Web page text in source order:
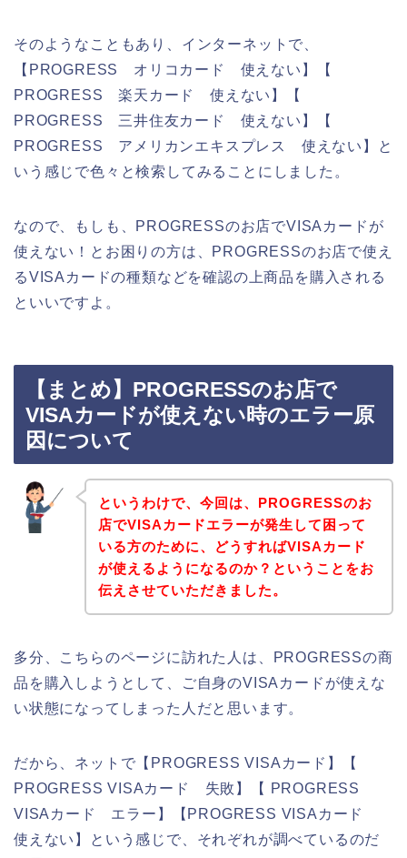
そのようなこともあり、インターネットで、
【PROGRESS オリコカード 使えない】【
PROGRESS 楽天カード 使えない】【
PROGRESS 三井住友カード 使えない】【
PROGRESS アメリカンエキスプレス 使えない】と
いう感じで色々と検索してみることにしました。
なので、もしも、PROGRESSのお店でVISAカードが
使えない！とお困りの方は、PROGRESSのお店で使え
るVISAカードの種類などを確認の上商品を購入される
といいですよ。
【まとめ】PROGRESSのお店で
VISAカードが使えない時のエラー原
因について
というわけで、今回は、PROGRESSのお
店でVISAカードエラーが発生して困って
いる方のために、どうすればVISAカード
が使えるようになるのか？ということをお
伝えさせていただきました。
多分、こちらのページに訪れた人は、PROGRESSの商
品を購入しようとして、ご自身のVISAカードが使えな
い状態になってしまった人だと思います。
だから、ネットで【PROGRESS VISAカード】【
PROGRESS VISAカード 失敗】【 PROGRESS
VISAカード エラー】【PROGRESS VISAカード
使えない】という感じで、それぞれが調べているのだ